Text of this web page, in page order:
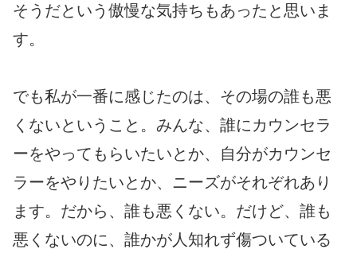
そうだという傲慢な気持ちもあったと思いま
す。
でも私が一番に感じたのは、その場の誰も悪
くないということ。みんな、誰にカウンセラ
ーをやってもらいたいとか、自分がカウンセ
ラーをやりたいとか、ニーズがそれぞれあり
ます。だから、誰も悪くない。だけど、誰も
悪くないのに、誰かが人知れず傷ついている